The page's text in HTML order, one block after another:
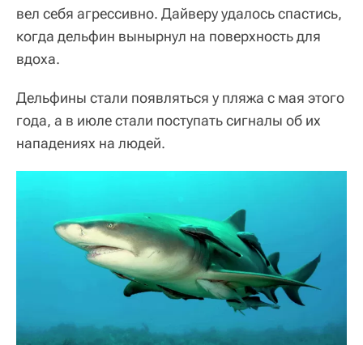
вел себя агрессивно. Дайверу удалось спастись,
когда дельфин вынырнул на поверхность для
вдоха.
Дельфины стали появляться у пляжа с мая этого
года, а в июле стали поступать сигналы об их
нападениях на людей.